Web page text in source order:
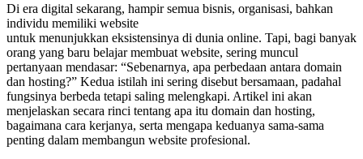
Di era digital sekarang, hampir semua bisnis, organisasi, bahkan
individu memiliki website
untuk menunjukkan eksistensinya di dunia online. Tapi, bagi banyak
orang yang baru belajar membuat website, sering muncul
pertanyaan mendasar: “Sebenarnya, apa perbedaan antara domain
dan hosting?” Kedua istilah ini sering disebut bersamaan, padahal
fungsinya berbeda tetapi saling melengkapi. Artikel ini akan
menjelaskan secara rinci tentang apa itu domain dan hosting,
bagaimana cara kerjanya, serta mengapa keduanya sama-sama
penting dalam membangun website profesional.